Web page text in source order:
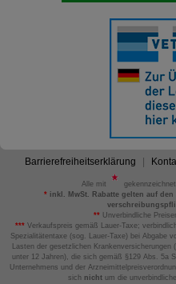
Barrierefreiheitserklärung
Alle mit
*inkl. MwSt. Rabatte gelten auf
** Unverbindliche
*** Verkaufspreis gemäß Lauer-Taxe;
Spezialitätentaxe (sog. Lauer-Taxe) bei Abgabe
Lasten der gesetzlichen
unter 12 Jahren), die sich gemäß §129 Abs. 5a
Unternehmens und der
sich nicht um die